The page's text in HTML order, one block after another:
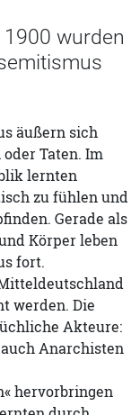
wurden
äußern sich
Taten. Im
lernten
zu fühlen und
Gerade als
Körper leben
fort.
werden. Die
Akteure:
Anarchisten
hervorbringen